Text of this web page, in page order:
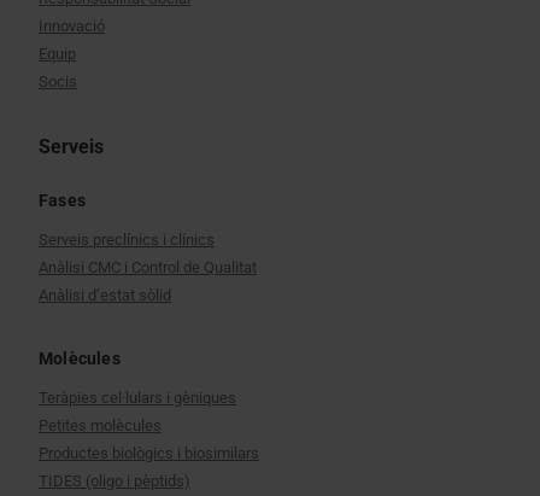
Innovació
Equip
Socis
Serveis
Fases
Serveis preclínics i clínics
Anàlisi CMC i Control de Qualitat
Anàlisi d’estat sòlid
Molècules
Teràpies cel·lulars i gèniques
Petites molècules
Productes biològics i biosimilars
TIDES (oligo i pèptids)